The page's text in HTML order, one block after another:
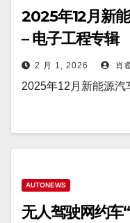
2025年12月新
– 电子工程专辑
2 月 1, 2026 肖
2025年12月新能源
AUTONEWS
无人驾驶网约车